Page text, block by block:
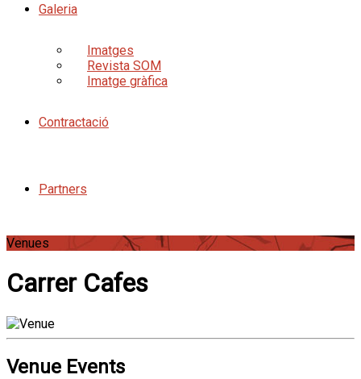
Galeria
Imatges
Revista SOM
Imatge gràfica
Contractació
Partners
Venues
Carrer Cafes
Venue Events